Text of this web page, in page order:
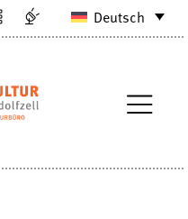
Deutsch